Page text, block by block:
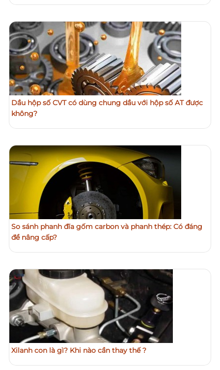
Dầu hộp số CVT có dùng chung dầu với hộp số AT được
không?
So sánh phanh đĩa gốm carbon và phanh thép: Có đáng
để nâng cấp?
Xilanh con là gì? Khi nào cần thay thế ?